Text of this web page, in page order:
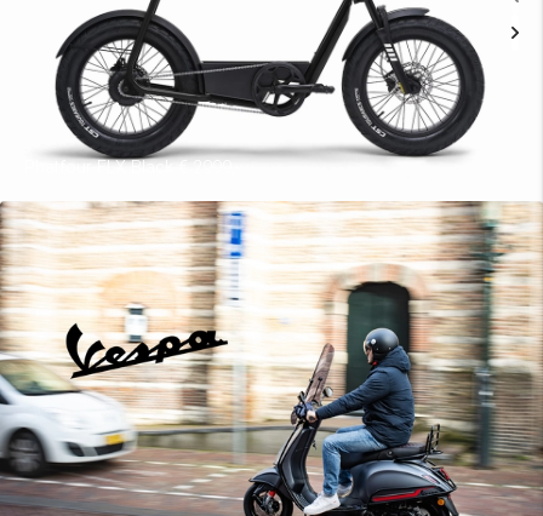
Phatfour FLX Black € 2999,-